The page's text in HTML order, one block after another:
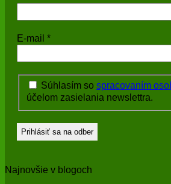
E-mail *
Súhlasím so spracovaním
účelom zasielania newslettra.
Najnovšie v blogoch